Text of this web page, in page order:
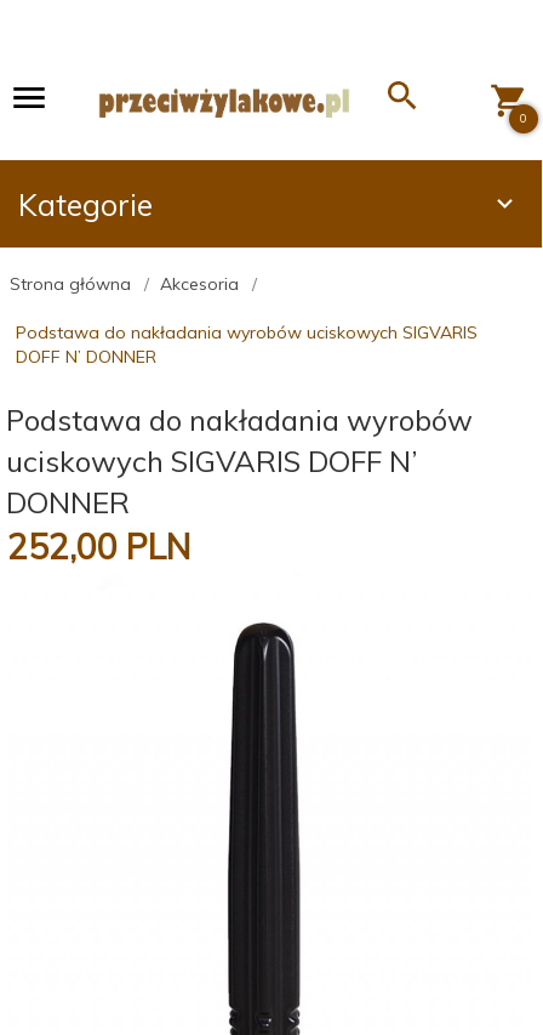
0
Kategorie
Strona główna Akcesoria
Podstawa do nakładania wyrobów uciskowych SIGVARIS
DOFF N’ DONNER
Podstawa do nakładania wyrobów
uciskowych SIGVARIS DOFF N’
DONNER
252,00 PLN